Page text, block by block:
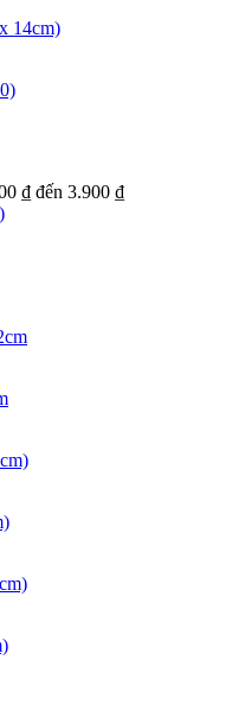
14cm)
₫ đến 3.900 ₫